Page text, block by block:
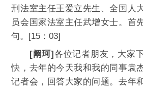
刑法室主任王爱立先生、全国人
员会国家法室主任武增女士。首
句。[15：03]
[阚珂]各位记者朋友，大家
快，去年的今天我和我的同事袁
记者会，回答大家的问题。去年